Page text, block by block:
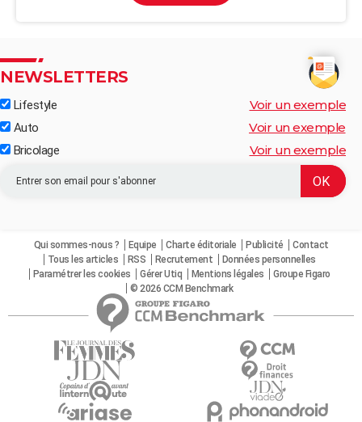
NEWSLETTERS
Lifestyle Voir un exemple
Auto Voir un exemple
Bricolage Voir un exemple
Qui sommes-nous ? Equipe Charte éditoriale Publicité
Contact
Tous les articles
RSS Recrutement
Données personnelles
Paramétrer les cookies
Gérer Utiq Mentions légales
Groupe Figaro
© 2026 CCM Benchmark